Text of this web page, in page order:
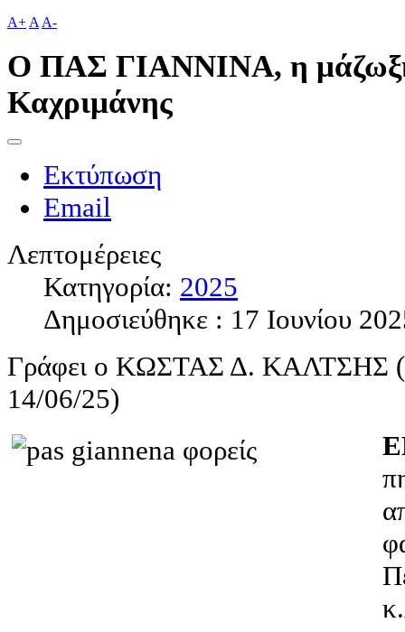
A+ A A-
Ο ΠΑΣ ΓΙΑΝΝΙΝΑ, η
Καχριμάνης
Εκτύπωση
Email
Λεπτομέρειες
Κατηγορία: 2025
Δημοσιεύθηκε : 17 Ιουνίου
Γράφει ο ΚΩΣΤΑΣ Δ.
14/06/25)